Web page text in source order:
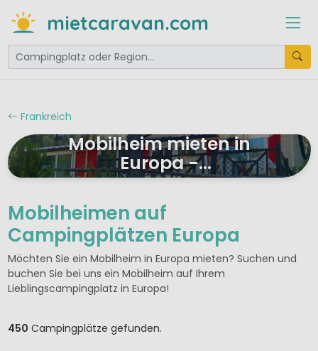
mietcaravan.com
Frankreich
Mobilheim mieten in
Europa -
Mietcaravan.com in
Frankreich
Mobilheimen auf
Campingplätzen Europa
Möchten Sie ein Mobilheim in Europa mieten? Suchen und
buchen Sie bei uns ein Mobilheim auf Ihrem
Lieblingscampingplatz in Europa!
450 Campingplätze gefunden.